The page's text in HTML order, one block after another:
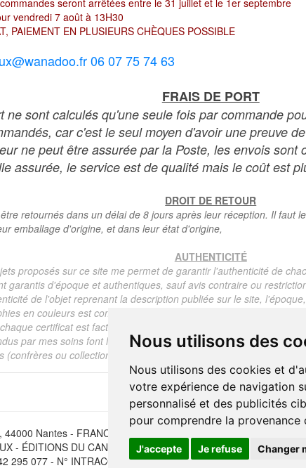
Nous utilisons des
Nous utilisons des cookies et
votre expérience de navigation
personnalisé et des publicités
pour comprendre la provenance
J'accepte Je refuse Changer
seront arrêtées entre le 31 juillet et le 1er septembre
vendredi 7 août à 13H30
PAIEMENT EN PLUSIEURS CHÈQUES POSSIBLE
06 07 75 74 63
FRAIS DE PORT
ne sont calculés qu'une seule fois par commande
car c'est le seul moyen d'avoir une preuve
ne peut être assurée par la Poste, les envois sont
assurée, le service est de qualité mais le coût est
DROIT DE RETOUR
retournés dans un délai de 8 jours après leur réception. Il faut
emballage d'origine, et dans leur état d'origine,
AUTHENTICITÉ
proposés sur ce site me permet de garantir l'authenticité de
garantis d'époque et authentiques, sauf avis contraire ou
de l'objet reprenant la description publiée sur le site,
en couleurs est communiqué automatiquement pour tout objet
certificat est facturé 5 euros.
par mes soins font l'objet d'un certificat d'authenticité, je ne fais
(confrères ou collectionneurs).
44000 Nantes - FRANCE - Tél. (33) 02 40 733 600 —
- ÉDITIONS DU CANONNIER SARL au capital de 47.000 EUROS
295 077 - N° INTRACOMMUNAUTAIRE CEE FR 30 442 295 077